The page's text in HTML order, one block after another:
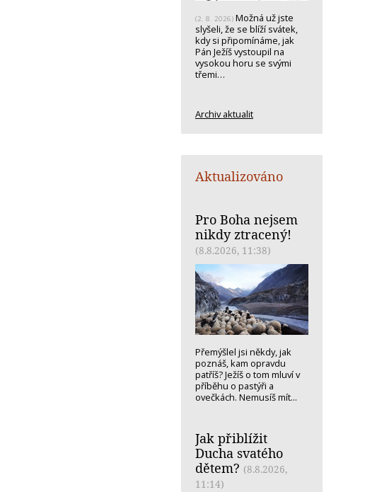
(2. 8. 2026) Možná už jste
slyšeli, že se blíží svátek,
kdy si připomínáme, jak
Pán Ježíš vystoupil na
vysokou horu se svými
třemi…
Archiv aktualit
Aktualizováno
Pro Boha nejsem
nikdy ztracený!
(8.8.2026, 11:38)
Přemýšlel jsi někdy, jak
poznáš, kam opravdu
patříš? Ježíš o tom mluví v
příběhu o pastýři a
ovečkách. Nemusíš mít...
Jak přiblížit
Ducha svatého
dětem? (8.8.2026,
11:14)